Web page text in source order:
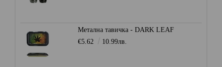
Метална тавичка - DARK LEAF
€5.62
10.99лв.